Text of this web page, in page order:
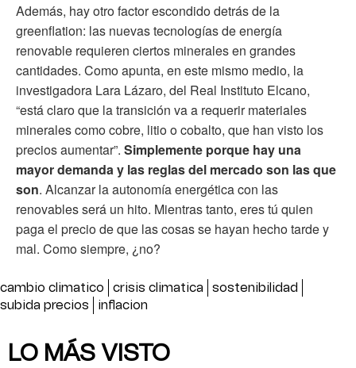
Además, hay otro factor escondido detrás de la
greenflation: las nuevas tecnologías de energía
renovable requieren ciertos minerales en grandes
cantidades. Como apunta, en este mismo medio, la
investigadora Lara Lázaro, del Real Instituto Elcano,
“está claro que la transición va a requerir materiales
minerales como cobre, litio o cobalto, que han visto los
precios aumentar”. Simplemente porque hay una
mayor demanda y las reglas del mercado son las que
son. Alcanzar la autonomía energética con las
renovables será un hito. Mientras tanto, eres tú quien
paga el precio de que las cosas se hayan hecho tarde y
mal. Como siempre, ¿no?
cambio climatico crisis climatica
sostenibilidad
subida precios
inflacion
LO MÁS VISTO